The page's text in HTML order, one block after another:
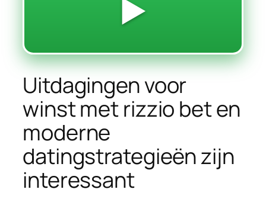
▶️
Uitdagingen voor
winst met rizzio bet en
moderne
datingstrategieën zijn
interessant